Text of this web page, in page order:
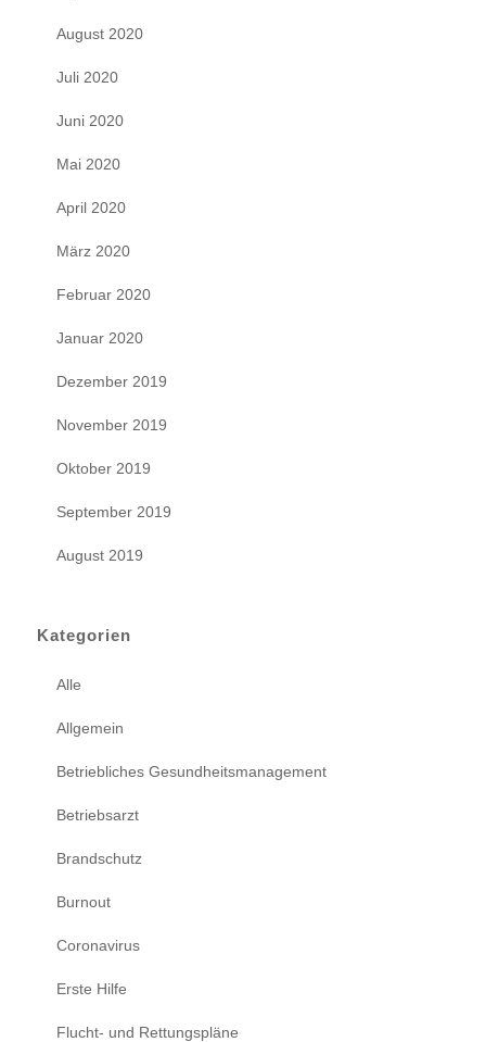
August 2020
Juli 2020
Juni 2020
Mai 2020
April 2020
März 2020
Februar 2020
Januar 2020
Dezember 2019
November 2019
Oktober 2019
September 2019
August 2019
Kategorien
Alle
Allgemein
Betriebliches Gesundheitsmanagement
Betriebsarzt
Brandschutz
Burnout
Coronavirus
Erste Hilfe
Flucht- und Rettungspläne